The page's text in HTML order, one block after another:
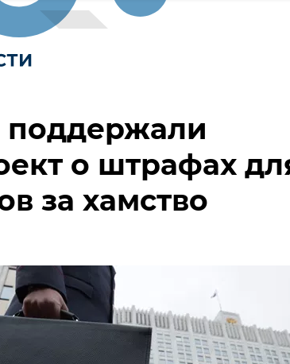
поддержали
о штрафах
за хамство